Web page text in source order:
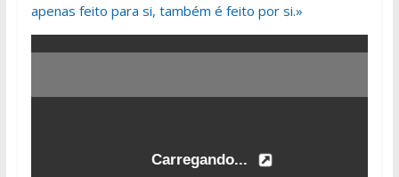
apenas feito para si, também é feito por si.»